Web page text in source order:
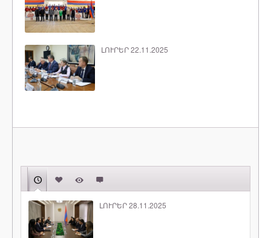
ԼՈՒՐԵՐ 22.11.2025
ԼՈՒՐԵՐ 28.11.2025